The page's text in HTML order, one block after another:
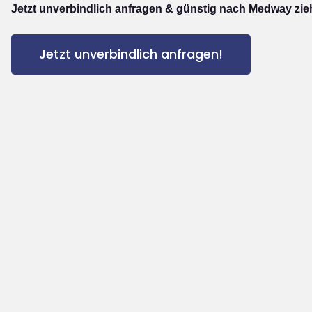
Jetzt unverbindlich anfragen & günstig nach Medway
Jetzt unverbindlich anfragen!